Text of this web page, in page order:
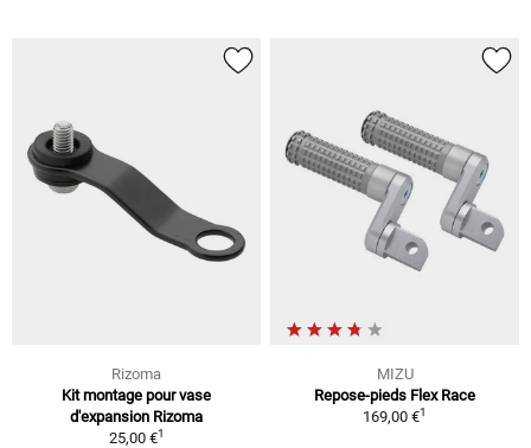
Rizoma
Kit montage pour vase
d'expansion Rizoma
25,00 €1
MIZU
Repose-pieds Flex Race
169,00 €1